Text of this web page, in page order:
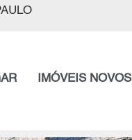
IMÓVEIS NOVOS